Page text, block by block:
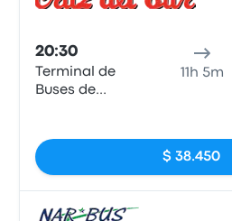
20:30
Terminal de
Buses de
11h 5m
$ 38.450